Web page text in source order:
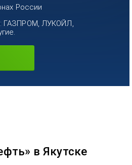
России
ГАЗПРОМ, ЛУКОЙЛ,
в Якутске